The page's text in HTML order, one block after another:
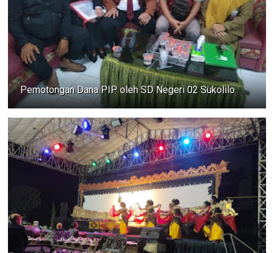
Pemotongan Dana PIP oleh SD Negeri 02 Sukolilo